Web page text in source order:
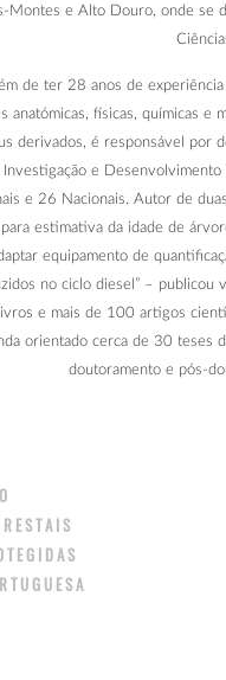
Montes e Alto Douro, onde se
de ter 28 anos de experiência
anatómicas, físicas, químicas e
derivados, é responsável por
Investigação e Desenvolvimento
e 26 Nacionais. Autor de
estimativa da idade de
equipamento de
no ciclo diesel” – publicou
e mais de 100 artigos
orientado cerca de 30 teses
doutoramento e pós-